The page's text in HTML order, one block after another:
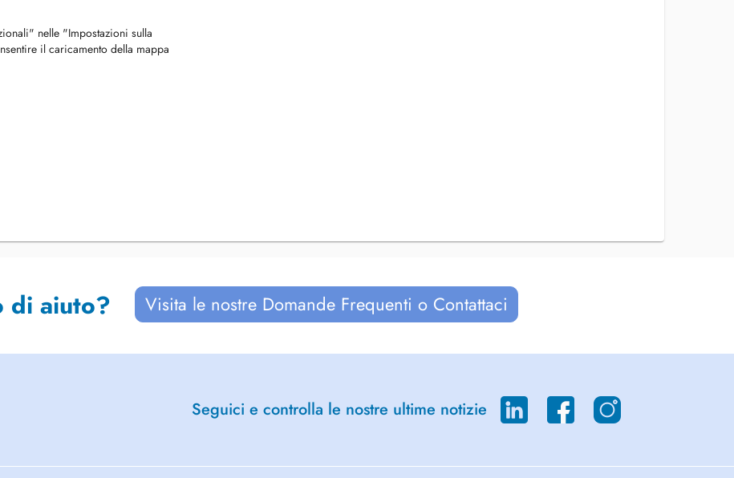
nelle "Impostazioni sulla
il caricamento della mappa
di aiuto? Visita le nostre Domande Frequenti o Contattaci
Seguici e controlla le nostre ultime notizie